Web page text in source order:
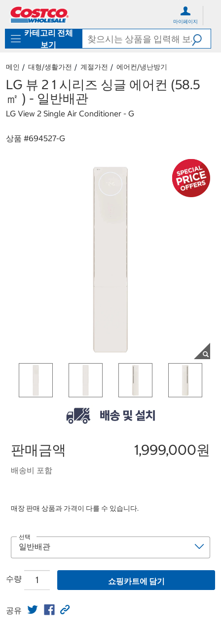
로
기
가
마이페이지
카테고리 전체
보기
메인 대형/생활가전 계절가전 에어컨/냉난방기
LG 뷰 2 1 시리즈 싱글 에어컨 (58.5
㎡ ) - 일반배관
LG View 2 Single Air Conditioner - G
상품 #694527-G
판매금액 1,999,000원
배송비 포함
매장 판매 상품과 가격이 다를 수 있습니다.
선택
수량 쇼핑카트에 담기
공유